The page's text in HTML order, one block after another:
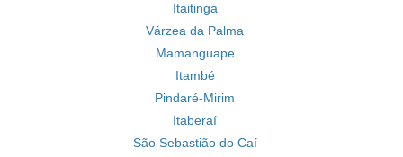
Itaitinga
Várzea da Palma
Mamanguape
Itambé
Pindaré-Mirim
Itaberaí
São Sebastião do Caí